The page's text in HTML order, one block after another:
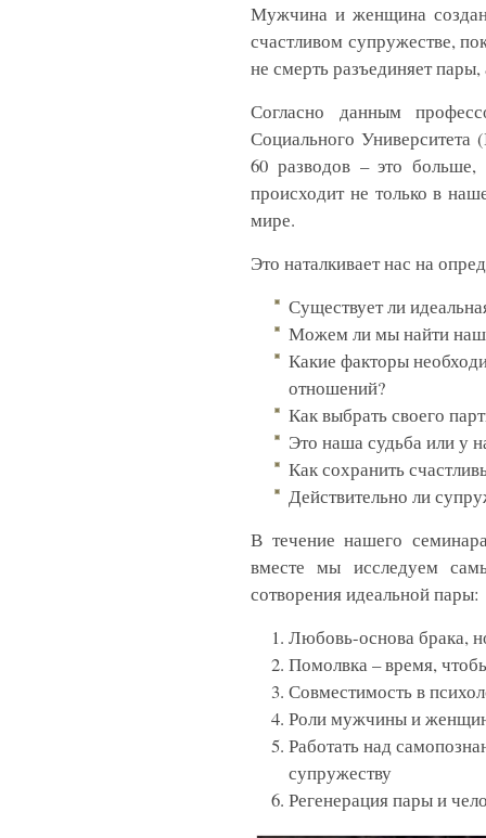
Мужчина и женщина
счастливом супружестве,
не смерть разъединяет
Согласно данным
Социального
60 разводов – это
происходит не только в
мире.
Это наталкивает нас на
Существует ли
Можем ли мы найти
Какие факторы
отношений?
Как выбрать своего
Это наша судьба или у
Как сохранить
Действительно ли
В течение нашего
вместе мы исследуем
сотворения идеальной пары:
Любовь-основа брака,
Помолвка – время,
Совместимость в
Роли мужчины и
Работать над
супружеству
Регенерация пары и